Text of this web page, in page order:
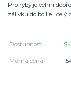
Pro ryby je velmi
zálivku do boilie... celý
Dostupnost
Měrná cena